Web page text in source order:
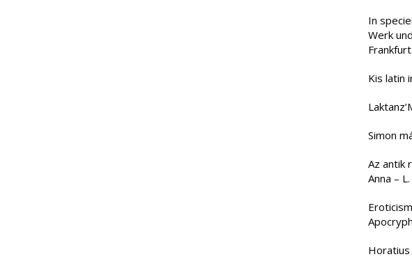
In
Werk
Kis latin
Simon
Az antik
Anna –
Horatius